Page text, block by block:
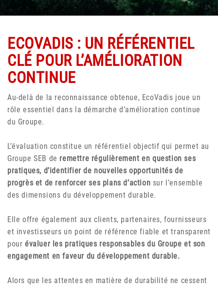
ECOVADIS : UN RÉFÉRENTIEL
CLÉ POUR L’AMÉLIORATION
CONTINUE
Au-delà de la reconnaissance obtenue, EcoVadis joue un
rôle essentiel dans la démarche d’amélioration continue
du Groupe.
L’évaluation constitue un référentiel objectif qui permet au
Groupe SEB de remettre régulièrement en question ses
pratiques, d’identifier de nouvelles opportunités de
progrès et de renforcer ses plans d’action sur l’ensemble
des dimensions du développement durable.
Elle offre également aux clients, partenaires, fournisseurs
et investisseurs un point de référence fiable et transparent
pour évaluer les pratiques responsables du Groupe et son
engagement en faveur du développement durable.
Alors que les attentes en matière de durabilité ne cessent